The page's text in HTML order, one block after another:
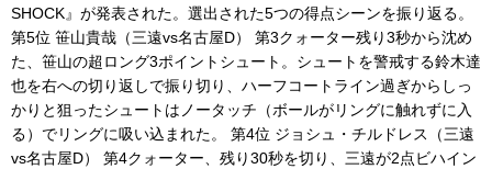
SHOCK』が発表された。選出された5つの得点シーンを振り返る。
第5位 笹山貴哉（三遠vs名古屋D） 第3クォーター残り3秒から沈め
た、笹山の超ロング3ポイントシュート。シュートを警戒する鈴木達
也を右への切り返しで振り切り、ハーフコートライン過ぎからしっ
かりと狙ったシュートはノータッチ（ボールがリングに触れずに入
る）でリングに吸い込まれた。 第4位 ジョシュ・チルドレス（三遠
vs名古屋D） 第4クォーター、残り30秒を切り、三遠が2点ビハイン